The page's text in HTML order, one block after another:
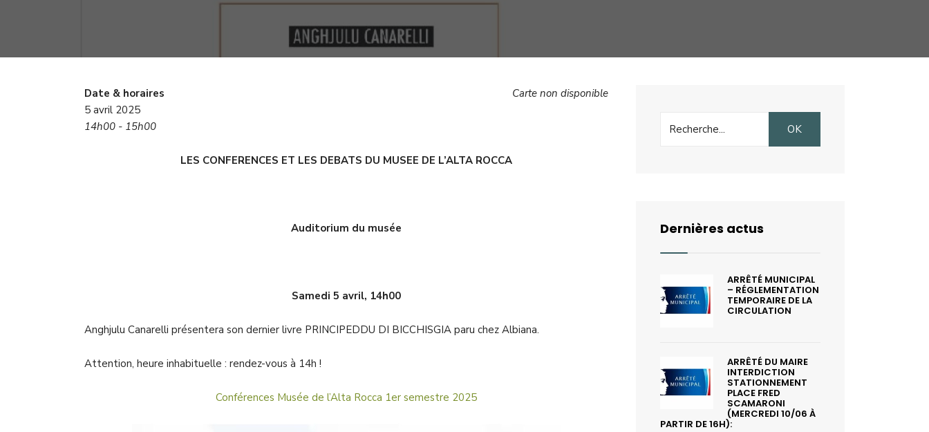
Carte non disponible
Date & horaires
5 avril 2025
14h00 - 15h00
LES CONFERENCES ET LES DEBATS DU MUSEE DE L’ALTA ROCCA
Auditorium du musée
Samedi 5 avril, 14h00
Anghjulu Canarelli présentera son dernier livre PRINCIPEDDU DI BICCHISGIA paru chez Albiana.
Attention, heure inhabituelle : rendez-vous à 14h !
Conférences Musée de l’Alta Rocca 1er semestre 2025
for:
OK
Dernières actus
ARRÊTÉ MUNICIPAL
– RÉGLEMENTATION
TEMPORAIRE DE LA
CIRCULATION
ARRÊTÉ DU MAIRE
INTERDICTION
STATIONNEMENT
PLACE FRED
SCAMARONI
(MERCREDI 10/06 À
PARTIR DE 16H):